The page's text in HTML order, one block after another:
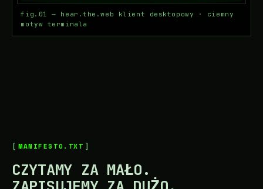
fig.01 — hear.the.web klient desktopowy · ciemny
motyw terminala
MANIFESTO.TXT
CZYTAMY ZA MAŁO.